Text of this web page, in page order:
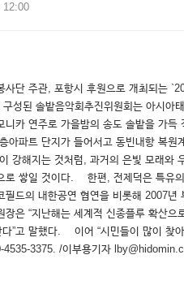
12:00
단 주관, 포항시 후원으로 개최되는
된 솔밭음악회추진위원회는 아시
니카 연주로 가을밤의 송도 솔밭을
아파트 단지가 들어서고 동빈내항
강해지는 것처럼, 과거의 은빛 모래
쌓일 것이다. 한편, 전제덕은 특유
필드의 내한공연 협연을 비롯해
은 “지난해는 세계적 신종플루 확산
”고 말했다. 이어 “시민들이 많이 찾
3375. /이부용기자